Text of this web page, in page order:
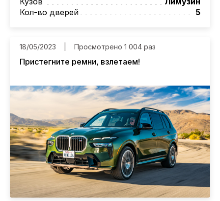
Кол-во дверей
5
18/05/2023 Просмотрено 1 004 раз
Пристегните ремни, взлетаем!